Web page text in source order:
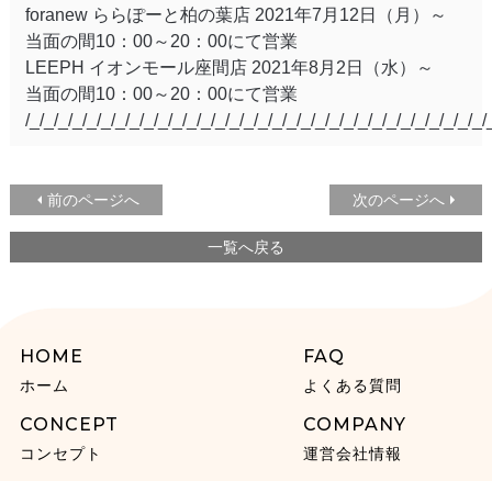
foranew ららぽーと柏の葉店 2021年7月12日（月）～
当面の間10：00～20：00にて営業
LEEPH イオンモール座間店 2021年8月2日（水）～
当面の間10：00～20：00にて営業
/_/_/_/_/_/_/_/_/_/_/_/_/_/_/_/_/_/_/_/_/_/_/_/_/_/_/_/_/_/_/_/
前のページへ 次のページへ
一覧へ戻る
HOME
ホーム
CONCEPT
コンセプト
FAQ
よくある質問
COMPANY
運営会社情報